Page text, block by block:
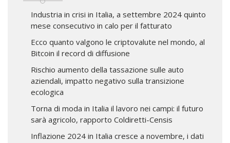
Industria in crisi in Italia, a settembre 2024 quinto
mese consecutivo in calo per il fatturato
Ecco quanto valgono le criptovalute nel mondo, al
Bitcoin il record di diffusione
Rischio aumento della tassazione sulle auto
aziendali, impatto negativo sulla transizione
ecologica
Torna di moda in Italia il lavoro nei campi: il futuro
sarà agricolo, rapporto Coldiretti-Censis
Inflazione 2024 in Italia cresce a novembre, i dati